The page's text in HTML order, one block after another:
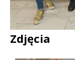
Treść
Zdjęcia